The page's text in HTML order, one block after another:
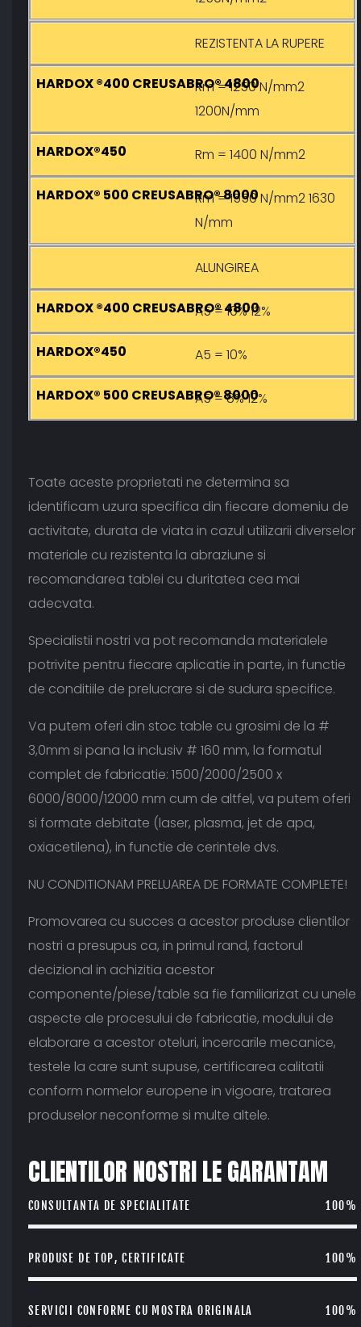
REZISTENTA LA RUPERE
Rm = 1250 N/mm2
1200N/mm
Rm = 1400 N/mm2
Rm = 1550 N/mm2 1630
N/mm
ALUNGIREA
A5 = 10% 12%
A5 = 10%
A5 = 8% 12%
Toate aceste proprietati ne determina sa
identificam uzura specifica din fiecare domeniu de
activitate, durata de viata in cazul utilizarii diverselor
materiale cu rezistenta la abraziune si
recomandarea tablei cu duritatea cea mai
adecvata.
Specialistii nostri va pot recomanda materialele
potrivite pentru fiecare aplicatie in parte, in functie
de conditiile de prelucrare si de sudura specifice.
Va putem oferi din stoc table cu grosimi de la #
3,0mm si pana la inclusiv # 160 mm, la formatul
complet de fabricatie: 1500/2000/2500 x
6000/8000/12000 mm cum de altfel, va putem oferi
si formate debitate (laser, plasma, jet de apa,
oxiacetilena), in functie de cerintele dvs.
NU CONDITIONAM PRELUAREA DE FORMATE COMPLETE!
Promovarea cu succes a acestor produse clientilor
nostri a presupus ca, in primul rand, factorul
decizional in achizitia acestor
componente/piese/table sa fie familiarizat cu unele
aspecte ale procesului de fabricatie, modului de
elaborare a acestor oteluri, incercarile mecanice,
testele la care sunt supuse, certificarea calitatii
conform normelor europene in vigoare, tratarea
produselor neconforme si multe altele.
CLIENTILOR NOSTRI LE GARANTAM
CONSULTANTA DE SPECIALITATE 100%
PRODUSE DE TOP, CERTIFICATE 100%
SERVICII CONFORME CU MOSTRA ORIGINALA 100%